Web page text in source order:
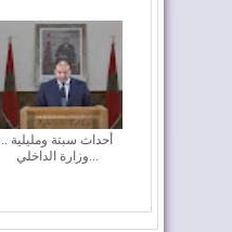
أحداث سبتة ومليلية ..
وزارة الداخلي...